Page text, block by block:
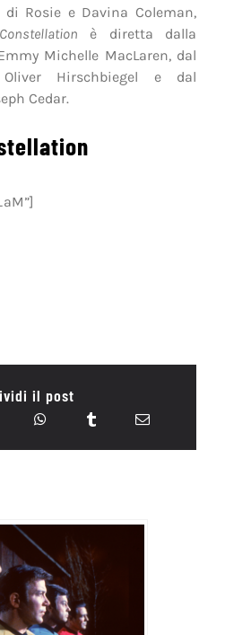
Rosie e Davina Coleman,
Constellation è diretta dalla
Michelle MacLaren, dal
Oliver Hirschbiegel e dal
Cedar.
il post